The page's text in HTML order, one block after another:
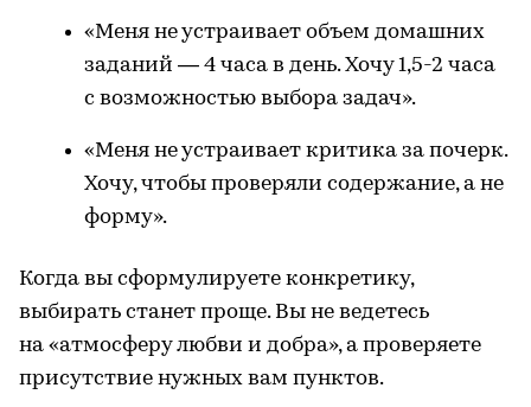
«Меня не устраивает объем домашних
заданий — 4 часа в день. Хочу 1,5-2 часа
с возможностью выбора задач».
«Меня не устраивает критика за почерк.
Хочу, чтобы проверяли содержание, а не
форму».
Когда вы сформулируете конкретику,
выбирать станет проще. Вы не ведетесь
на «атмосферу любви и добра», а проверяете
присутствие нужных вам пунктов.